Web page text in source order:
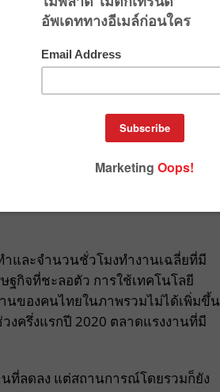
ของปี 2563 มีคนตกงานถึง 7.5 แสน
ในรอบ 11 ปี และมีแรงงานที่ต้องหยุด
ำและจำนวนชั่วโมงทำงานเฉลี่ยที่มี
ฐกิจที่ชะลอตัว การใช้เทคโนโลยี
นของคนไทยในภาพรวมไม่ได้เพิ่มขึ้น
งครึ่งแรกปี 2020 ตลาดแรงงานที่มี
ที่ลดลง แต่สถานการณ์โดยรวมก็ยัง